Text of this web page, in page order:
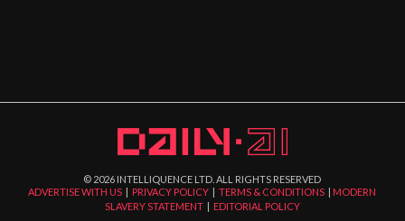
© 2026 INTELLIQUENCE LTD. ALL RIGHTS RESERVED
ADVERTISE WITH US | PRIVACY POLICY |TERMS & CONDITIONS | MODERN
SLAVERY STATEMENT| EDITORIAL POLICY